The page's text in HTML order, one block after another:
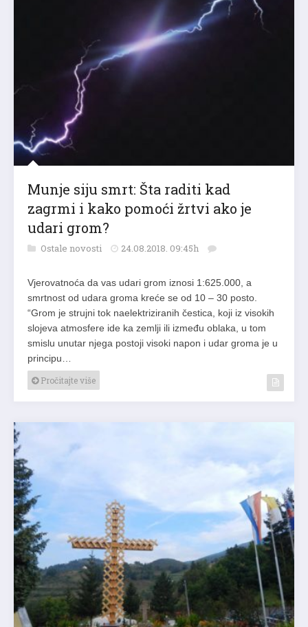
Munje siju smrt: Šta raditi kad
zagrmi i kako pomoći žrtvi ako je
udari grom?
Ostale novosti 24.08.2018. 09:45h
Vjerovatnoća da vas udari grom iznosi 1:625.000, a
smrtnost od udara groma kreće se od 10 – 30 posto.
“Grom je strujni tok naelektriziranih čestica, koji iz visokih
slojeva atmosfere ide ka zemlji ili između oblaka, u tom
smislu unutar njega postoji visoki napon i udar groma je u
principu…
Pročitajte više